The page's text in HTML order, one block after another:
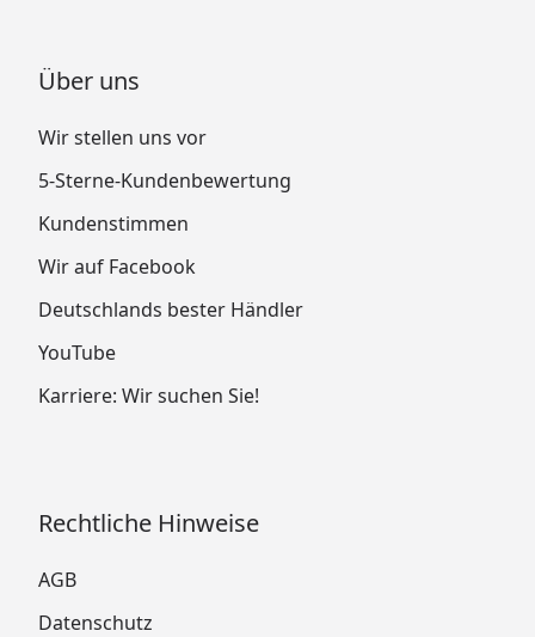
Über uns
Wir stellen uns vor
5-Sterne-Kundenbewertung
Kundenstimmen
Wir auf Facebook
Deutschlands bester Händler
YouTube
Karriere: Wir suchen Sie!
Rechtliche Hinweise
AGB
Datenschutz